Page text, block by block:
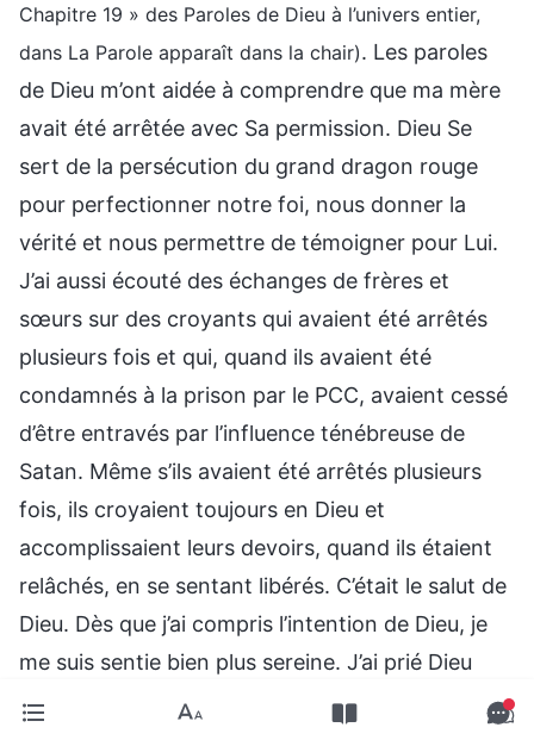
Chapitre 19 » des Paroles de Dieu à l’univers entier,
dans La Parole apparaît dans la chair). Les paroles
de Dieu m’ont aidée à comprendre que ma mère
avait été arrêtée avec Sa permission. Dieu Se
sert de la persécution du grand dragon rouge
pour perfectionner notre foi, nous donner la
vérité et nous permettre de témoigner pour Lui.
J’ai aussi écouté des échanges de frères et
sœurs sur des croyants qui avaient été arrêtés
plusieurs fois et qui, quand ils avaient été
condamnés à la prison par le PCC, avaient cessé
d’être entravés par l’influence ténébreuse de
Satan. Même s’ils avaient été arrêtés plusieurs
fois, ils croyaient toujours en Dieu et
accomplissaient leurs devoirs, quand ils étaient
relâchés, en se sentant libérés. C’était le salut de
Dieu. Dès que j’ai compris l’intention de Dieu, je
me suis sentie bien plus sereine. J’ai prié Dieu
pour ma mère. Je Lui ai demandé de l’aider à ne